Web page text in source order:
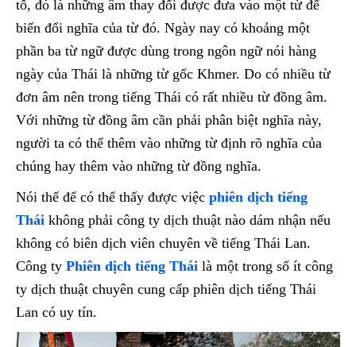
tố, đó là những âm thay đổi được đưa vào một từ để
biến đổi nghĩa của từ đó. Ngày nay có khoảng một
phần ba từ ngữ được dùng trong ngôn ngữ nói hàng
ngày của Thái là những từ gốc Khmer. Do có nhiều từ
đơn âm nên trong tiếng Thái có rất nhiều từ đồng âm.
Với những từ đồng âm cần phải phân biệt nghĩa này,
người ta có thể thêm vào những từ định rõ nghĩa của
chúng hay thêm vào những từ đồng nghĩa.
Nói thế để có thể thấy được việc phiên dịch tiếng
Thái không phải công ty dịch thuật nào dám nhận nếu
không có biên dịch viên chuyên về tiếng Thái Lan.
Công ty Phiên dịch tiếng Thái là một trong số ít công
ty dịch thuật chuyên cung cấp phiên dịch tiếng Thái
Lan có uy tín.